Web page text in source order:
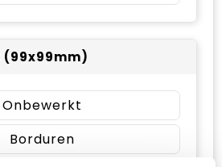
Onbewerkt
Borduren